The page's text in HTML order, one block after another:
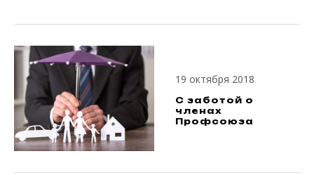
19 октября 2018
С заботой о
членах
Профсоюза